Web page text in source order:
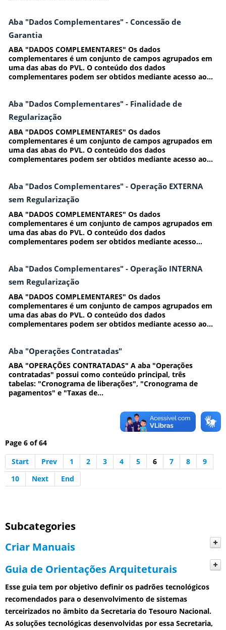
Aba "Dados Complementares" - Concessão de
Garantia
ABA "DADOS COMPLEMENTARES" Os dados
complementares é um conjunto de campos agrupados em
uma das abas do PVL. O conteúdo dos dados
complementares podem ser obtidos mediante acesso ao...
Aba "Dados Complementares" - Finalidade de
Regularização
ABA "DADOS COMPLEMENTARES" Os dados
complementares é um conjunto de campos agrupados em
uma das abas do PVL. O conteúdo dos dados
complementares podem ser obtidos mediante acesso ao...
Aba "Dados Complementares" - Operação EXTERNA
sem Regularização
ABA "DADOS COMPLEMENTARES" Os dados
complementares é um conjunto de campos agrupados em
uma das abas do PVL. O conteúdo dos dados
complementares podem ser obtidos mediante acesso...
Aba "Dados Complementares" - Operação INTERNA
sem Regularização
ABA "DADOS COMPLEMENTARES" Os dados
complementares é um conjunto de campos agrupados em
uma das abas do PVL. O conteúdo dos dados
complementares podem ser obtidos mediante acesso ao...
Aba "Operações Contratadas"
ABA "OPERAÇÕES CONTRATADAS" A aba "Operações
contratadas" possui como conteúdo principal, três
tabelas: "Cronograma de liberações", "Cronograma de
pagamentos" e "Taxas de...
Page 6 of 64
Start
Prev 1 2 3 4 5 6 7 8
9
10
Next End
Subcategories
Criar Manuais
Guia de Orientações Arquiteturais
Esse guia tem por objetivo definir os padrões tecnológicos
recomendados para o desenvolvimento de sistemas
terceirizados no âmbito da Secretaria do Tesouro Nacional.
As soluções tecnológicas desenvolvidas por essa Secretaria,